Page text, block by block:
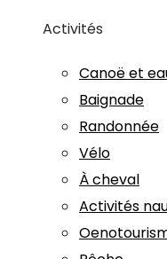
Activités
Canoë et
Baignade
Randonnée
Vélo
À cheval
Activités